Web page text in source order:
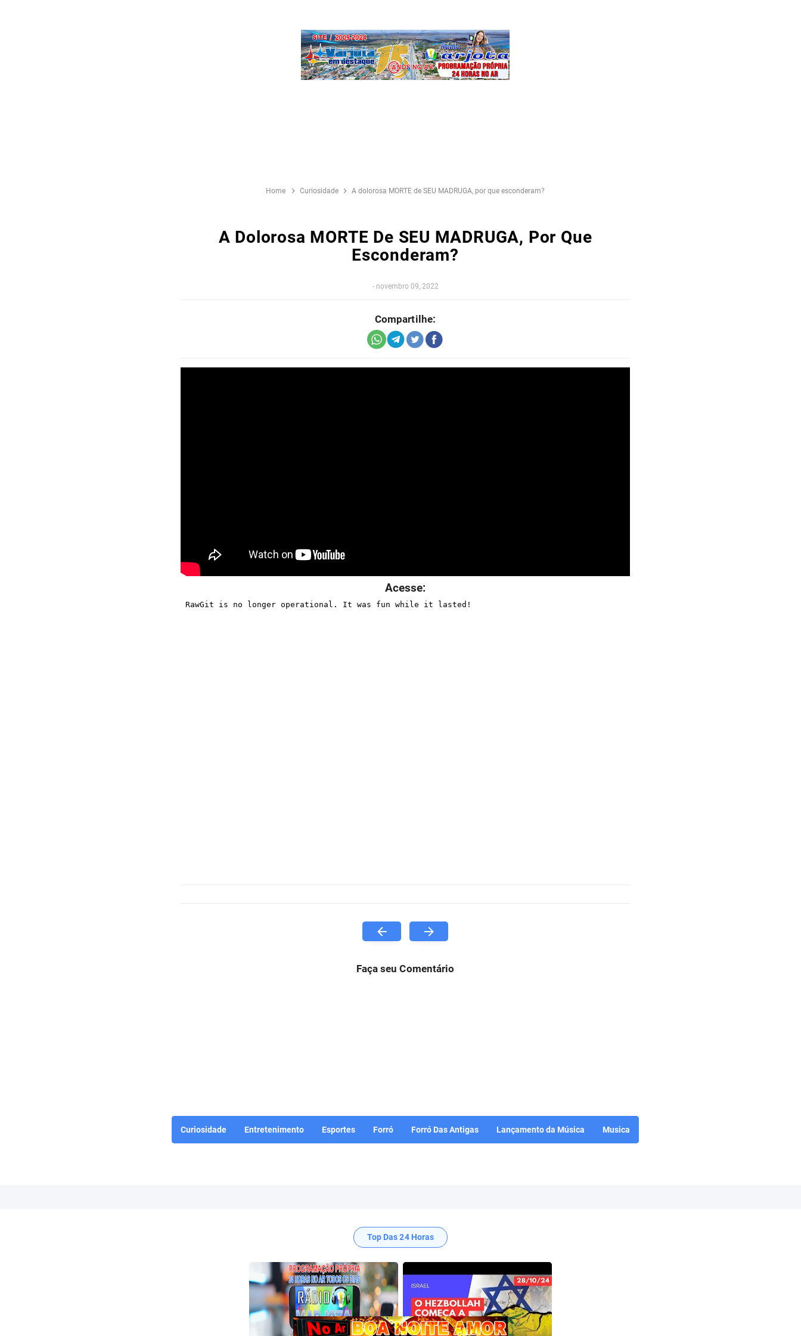
Home Curiosidade A dolorosa MORTE de SEU MADRUGA, por que esconderam?
A Dolorosa MORTE De SEU MADRUGA, Por Que
Esconderam?
- novembro 09, 2022
Compartilhe:
Acesse:
Faça seu Comentário
Curiosidade Entretenimento Esportes Forró Forró Das Antigas Lançamento da Música Musica
Top Das 24 Horas